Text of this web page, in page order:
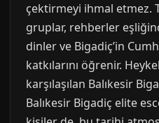
çektirmeyi ihmal etmez.
gruplar, rehberler
dinler ve Bigadiç’in
katkılarını öğrenir.
karşılaşılan Balıkesir
Balıkesir Bigadiç elite